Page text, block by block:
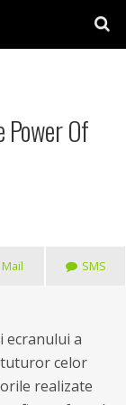
Power Of
Mail SMS
ecranului a
celor
realizate